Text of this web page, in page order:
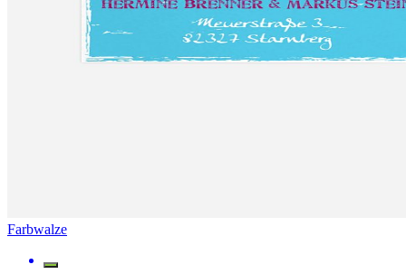
Farbwalze